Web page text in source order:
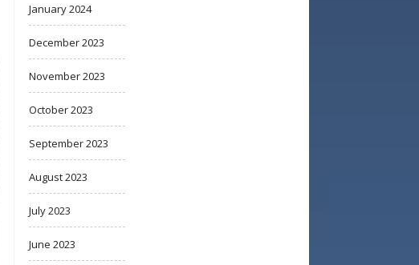
January 2024
December 2023
November 2023
October 2023
September 2023
August 2023
July 2023
June 2023